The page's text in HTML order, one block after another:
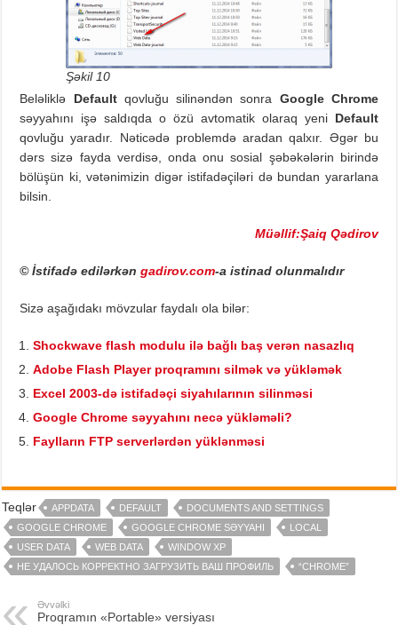
Şəkil 10
Beləliklə Defaultqovluğu silinəndən sonra Google Chrome
səyyahını işə saldıqda o özü avtomatik olaraq yeni Default
qovluğu yaradır. Nəticədə problemdə aradan qalxır. Əgər bu
dərs sizə fayda verdisə, onda onu sosial şəbəkələrin birində
bölüşün ki, vətənimizin digər istifadəçiləri də bundan yararlana
bilsin.
Müəllif:Şaiq Qədirov
© İstifadə edilərkəngadirov.com-a istinad olunmalıdır
Sizə aşağıdakı mövzular faydalı ola bilər:
Shockwave flash modulu ilə bağlı baş verən nasazlıq
Adobe Flash Player proqramını silmək və yükləmək
Excel 2003-də istifadəçi siyahılarının silinməsi
Google Chrome səyyahını necə yükləməli?
Faylların FTP serverlərdən yüklənməsi
Teqlər APPDATA DEFAULT
DOCUMENTS AND SETTINGS
GOOGLE CHROME
GOOGLE CHROME SƏYYAHI
LOCAL
USER DATA
WEB DATA
WINDOW XP
НЕ УДАЛОСЬ КОРРЕКТНО ЗАГРУЗИТЬ ВАШ ПРОФИЛЬ
“CHROME”
Əvvəlki
Proqramın «Portable» versiyası